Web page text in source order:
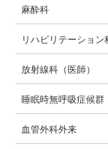
麻酔科
リハビリテーション
放射線科（医師）
睡眠時無呼吸症候群
血管外科外来